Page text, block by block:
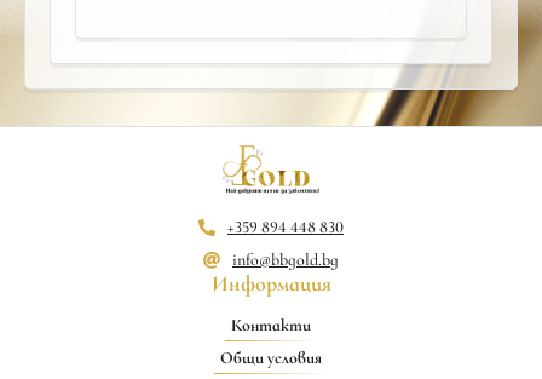
+359 894 448 830
info@bbgold.bg
Информация
Контакти
Общи условия